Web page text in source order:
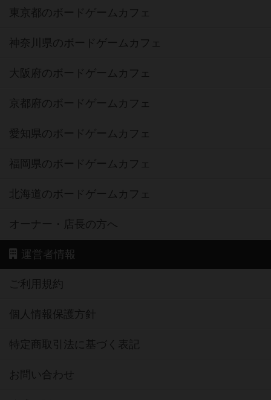
東京都のボードゲームカフェ
神奈川県のボードゲームカフェ
大阪府のボードゲームカフェ
京都府のボードゲームカフェ
愛知県のボードゲームカフェ
福岡県のボードゲームカフェ
北海道のボードゲームカフェ
オーナー・店長の方へ
運営者情報
ご利用規約
個人情報保護方針
特定商取引法に基づく表記
お問い合わせ